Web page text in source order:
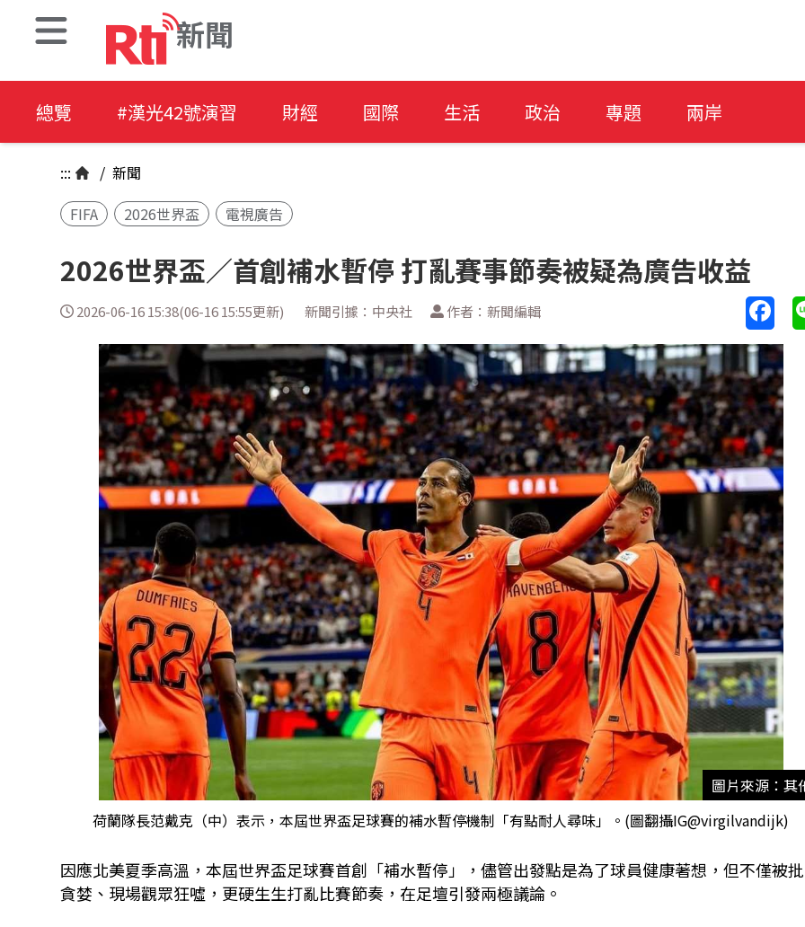
新聞
總覽 #漢光42號演習 財經 國際 生活 政治 專題 兩岸
::: / 新聞
FIFA
2026世界盃 電視廣告
2026世界盃／首創補水暫停 打亂賽事節奏被疑為廣告收益
2026-06-16 15:38(06-16 15:55更新) 新聞引據：中央社 作者：新聞編輯
圖片來源：其
荷蘭隊長范戴克（中）表示，本屆世界盃足球賽的補水暫停機制「有點耐人尋味」。(圖翻攝IG@virgilvandijk)
因應北美夏季高溫，本屆世界盃足球賽首創「補水暫停」，儘管出發點是為了球員健康著想，但不僅被
貪婪、現場觀眾狂噓，更硬生生打亂比賽節奏，在足壇引發兩極議論。